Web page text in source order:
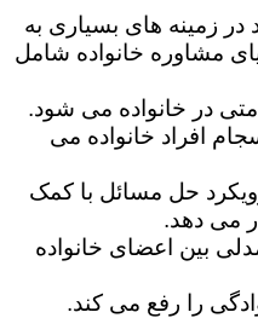
در زمینه های بسیاری به
مشاوره خانواده شامل
در خانواده می شود.
افراد خانواده می
حل مسائل با کمک
می دهد.
بین اعضای خانواده
را رفع می کند.